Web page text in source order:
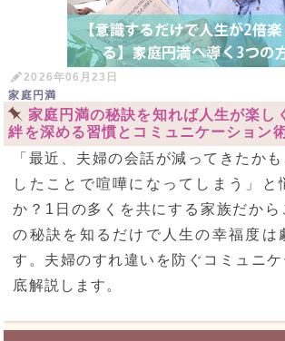
2026年06月23日
家庭円満
家庭円満の秘訣を知れば人生が楽し
絆を深める習慣とコミュニケーション
「最近、夫婦の会話が減ってきたか
したことで喧嘩になってしまう」と
か？1日の多くを共にする家族だから
の秘訣を知るだけで人生の幸福度は
す。夫婦のすれ違いを防ぐコミュニ
底解説します。